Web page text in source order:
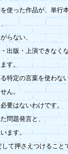
使った作品が、単行
らない、
出版・上演できなく
す。
特定の言葉を使わな
ん。
要はないわけです。
問題発言と、
ます。
て押さえつけること